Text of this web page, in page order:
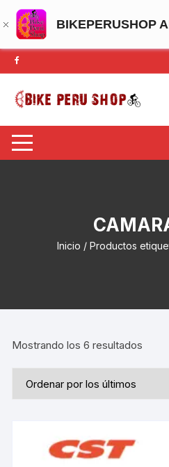
BIKEPERUSHOP
Saltar
al
contenido
Inicio / Productos
Mostrando los 6 resultados